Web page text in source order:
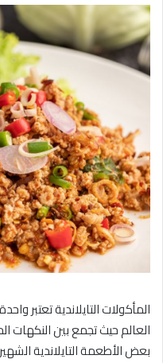
المأكولات التايلاندية تعتبر
العالم حيث تجمع بين النكهات
بعض الأطعمة التايلاندية